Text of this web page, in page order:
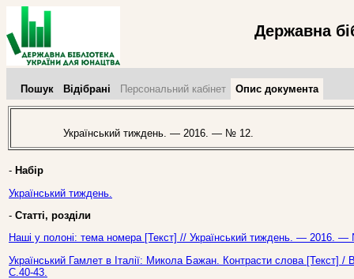
Державна
Пошук Відібрані Персональний кабінет Опис документа
Український тиждень. — 2016. — № 12.
- Набір
Український тиждень.
- Статті, розділи
Наші у полоні: тема номера [Текст] // Український тиждень. — 2016.
Український Гамлет в Італії: Микола Бажан. Контрасти слова
С.40-43.